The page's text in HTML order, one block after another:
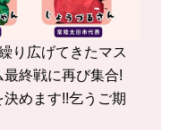
り広げてきたマス
終戦に再び集合!
めます!!乞うご期